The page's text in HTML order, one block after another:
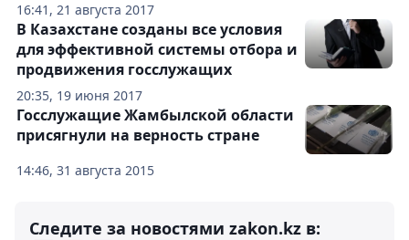
16:41, 21 августа 2017
20:35, 19 июня 2017
В Казахстане созданы все условия
для эффективной системы отбора и
продвижения госслужащих
14:46, 31 августа 2015
Госслужащие Жамбылской области
присягнули на верность стране
Следите за новостями zakon.kz в: